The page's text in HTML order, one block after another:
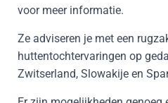
voor meer informatie.
Ze adviseren je met een
huttentochtervaringen op
Zwitserland, Slowakije en